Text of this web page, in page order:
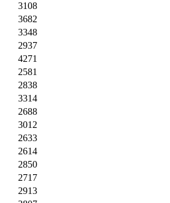
3108
3682
3348
2937
4271
2581
2838
3314
2688
3012
2633
2614
2850
2717
2913